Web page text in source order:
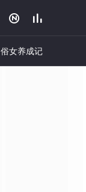
 
俗女养成记